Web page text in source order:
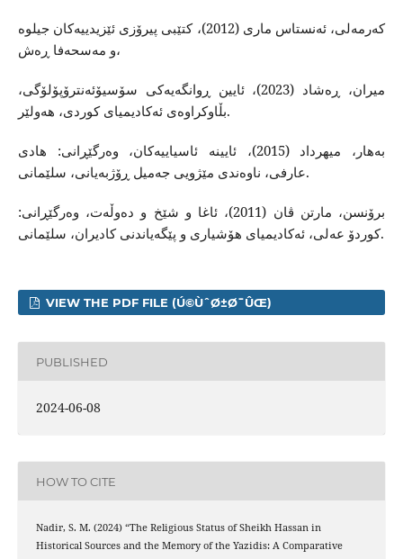
كه‌رمه‌لی، ئه‌نستاس ماری (2012)، كتێبی پیرۆزی ئێزیدییه‌كان جیلوه‌
و مه‌سحه‌فا ڕه‌ش،
میران، ڕه‌شاد (2023)، ئایین ڕوانگه‌یه‌كی سۆسیۆئه‌نترۆپۆلۆگی،
بڵاوكراوه‌ی ئه‌كادیمیای كوردی، هه‌ولێر.
به‌هار، ميهرداد (2015)، ئايينه‌ ئاسياييه‌كان، وه‌رگێڕانى: هادى
عارفى، ناوه‌ندى مێژويى جه‌ميل ڕۆژبه‌يانى، سلێمانى.
برۆنسن، مارتن ڤان (2011)، ئاغا و شێخ و ده‌وڵه‌ت، وه‌رگێڕانی:
كوردۆ عه‌لی، ئه‌كادیمیای هۆشیاری و پێگه‌یاندنی كادیران، سلێمانی.
VIEW THE PDF FILE (Ú©ÙˆØ±Ø¯ÛŒ)
PUBLISHED
2024-06-08
HOW TO CITE
Nadir, S. M. (2024) “The Religious Status of Sheikh Hassan in
Historical Sources and the Memory of the Yazidis: A Comparative